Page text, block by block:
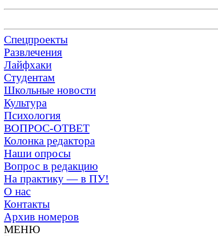
Спецпроекты
Развлечения
Лайфхаки
Студентам
Школьные новости
Культура
Психология
ВОПРОС-ОТВЕТ
Колонка редактора
Наши опросы
Вопрос в редакцию
На практику — в ПУ!
О нас
Контакты
Архив номеров
МЕНЮ